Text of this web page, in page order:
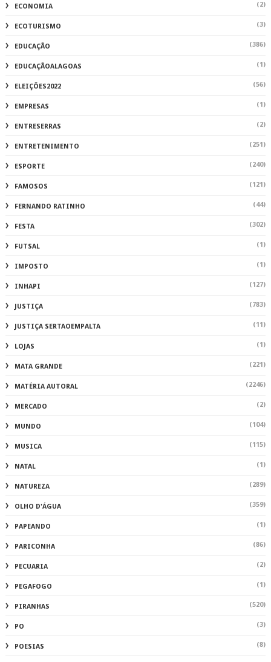
ECONOMIA (2)
ECOTURISMO (3)
EDUCAÇÃO (386)
EDUCAÇÃOALAGOAS (1)
ELEIÇÕES2022 (56)
EMPRESAS (1)
ENTRESERRAS (2)
ENTRETENIMENTO (251)
ESPORTE (240)
FAMOSOS (121)
FERNANDO RATINHO (44)
FESTA (302)
FUTSAL (1)
IMPOSTO (1)
INHAPI (127)
JUSTIÇA (783)
JUSTIÇA SERTAOEMPALTA (11)
LOJAS (1)
MATA GRANDE (221)
MATÉRIA AUTORAL (2246)
MERCADO (2)
MUNDO (104)
MUSICA (115)
NATAL (1)
NATUREZA (289)
OLHO D'ÁGUA (359)
PAPEANDO (1)
PARICONHA (86)
PECUARIA (2)
PEGAFOGO (1)
PIRANHAS (520)
PO (3)
POESIAS (8)